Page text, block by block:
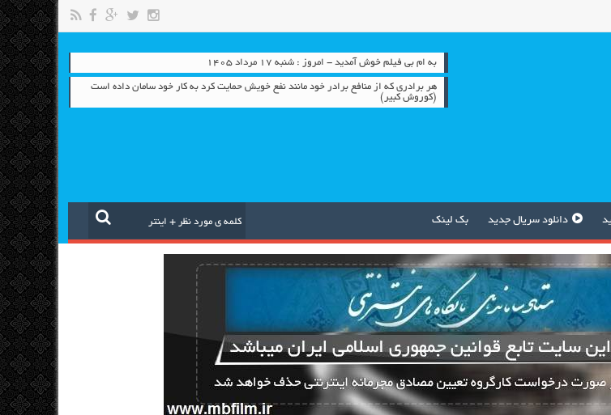
به ام بی فیلم خوش آمدید - امروز : شنبه ۱۷ مرداد ۱۴۰۵
هر برادری که از منافع برادر خود مانند نفع خویش حمایت کرد به کار خود سامان داده است
(کوروش کبیر)
دانلود سریال جدید بک لینک